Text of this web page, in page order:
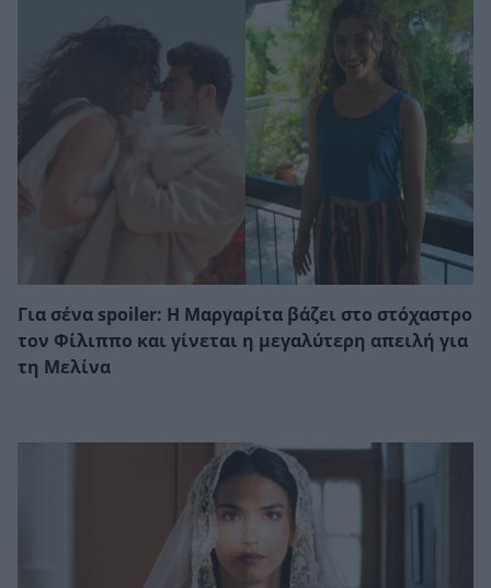
Για σένα spoiler: Η Μαργαρίτα βάζει στο στόχαστρο
τον Φίλιππο και γίνεται η μεγαλύτερη απειλή για
τη Μελίνα